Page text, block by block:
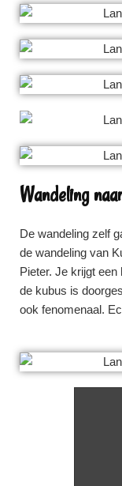
Wandeling
De wandeling zelf
de wandeling van
Pieter. Je krijgt
de kubus is
ook fenomenaal.